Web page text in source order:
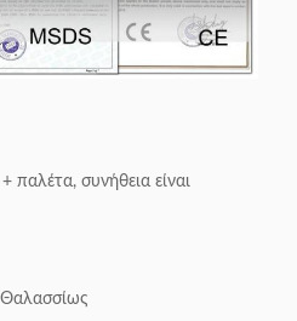
παλέτα, συνήθεια είναι